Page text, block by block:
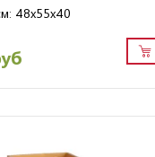
48x55x40